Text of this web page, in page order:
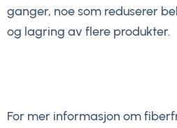
ganger, noe som reduserer
og lagring av flere produkter.
For mer informasjon om